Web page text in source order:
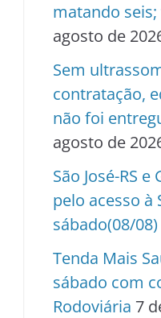
matando
agosto de
Sem
contratação,
não foi
agosto de
São José-RS
pelo acesso à
sábado(08/08)
Tenda Mais
sábado com
Rodoviária 7